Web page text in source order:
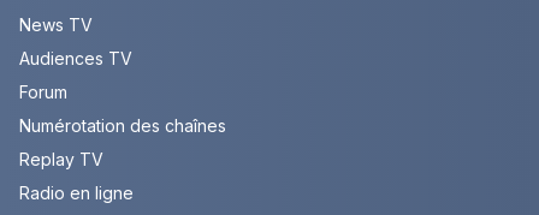
News TV
Audiences TV
Forum
Numérotation des chaînes
Replay TV
Radio en ligne